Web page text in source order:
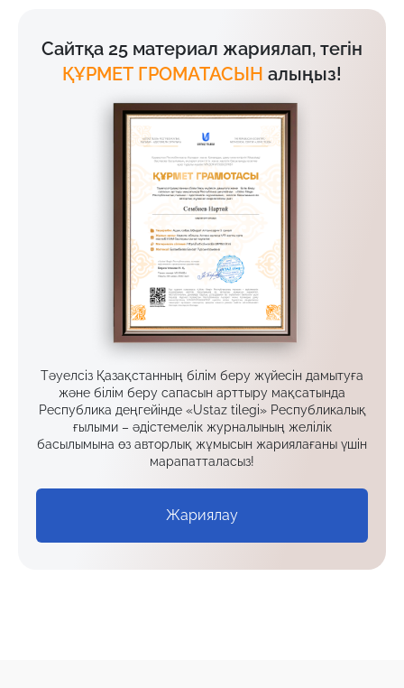
Сайтқа 25 материал жариялап, тегін
ҚҰРМЕТ ГРОМАТАСЫН алыңыз!
Тәуелсіз Қазақстанның білім беру жүйесін дамытуға
және білім беру сапасын арттыру мақсатында
Республика деңгейінде «Ustaz tilegi» Республикалық
ғылыми – әдістемелік журналының желілік
басылымына өз авторлық жұмысын жариялағаны үшін
марапатталасыз!
Жариялау